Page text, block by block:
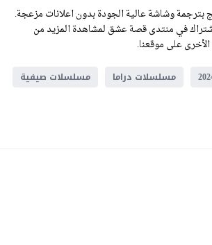
وشاشة عالية الجودة بدون اعلانات مزعجة.
أيضا على شبكة أو الاشتراك في منتدى قصة عشق لمشاهدة المزيد من
على موقعنا.
مسلسلات دراما
مسلسلات صيفية